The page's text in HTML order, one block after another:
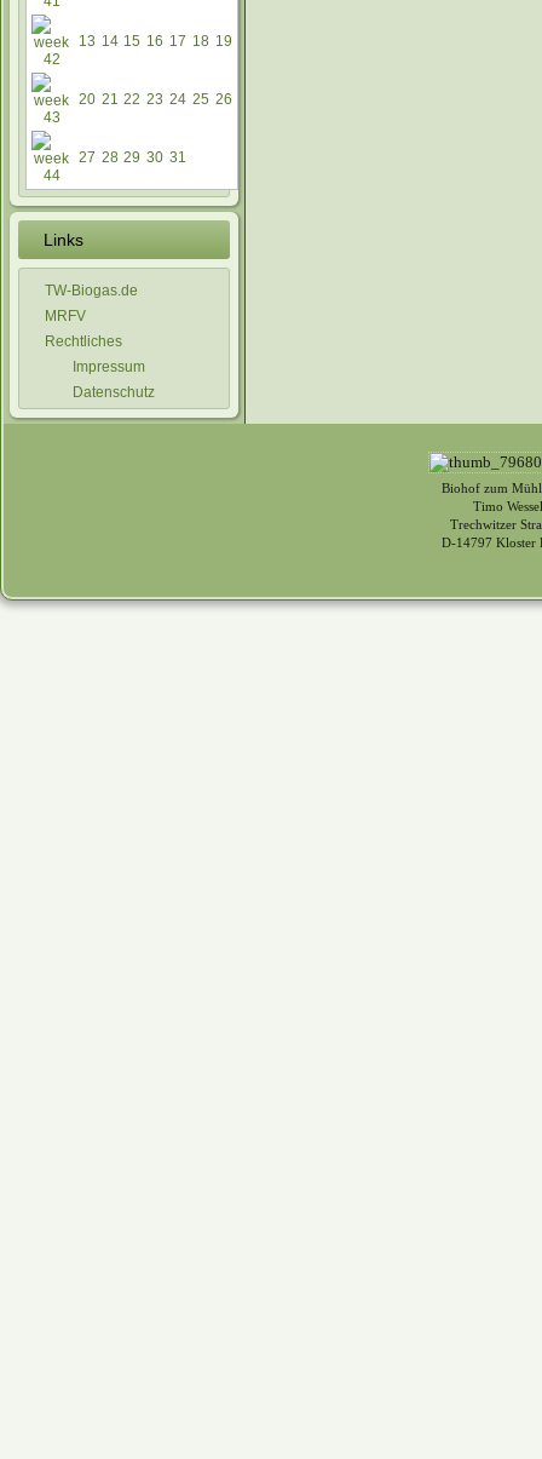
13 14 15 16 17 18 19
20 21 22 23 24 25 26
27 28 29 30 31
Links
TW-Biogas.de
MRFV
Rechtliches
Impressum
Datenschutz
Biohof zum
Timo
Trechwitzer
D-14797 Kloster